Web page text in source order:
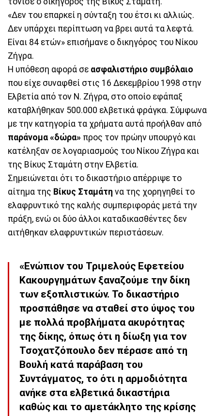
«Δεν του επαρκεί η σύνταξη του έτσι κι αλλιώς.
Δεν υπάρχει περίπτωση να βρει αυτά τα λεφτά.
Είναι 84 ετών» επισήμανε ο δικηγόρος του Νίκου
Ζήγρα.
Η υπόθεση αφορά σε ασφαλιστήριο συμβόλαιο
που είχε συναφθεί στις 16 Δεκεμβρίου 1998 στην
Ελβετία από τον Ν. Ζήγρα, στο οποίο εφάπαξ
καταβλήθηκαν 500.000 ελβετικά φράγκα. Σύμφωνα
με την κατηγορία τα χρήματα αυτά προήλθαν από
παράνομα «δώρα» προς τον πρώην υπουργό και
κατέληξαν σε λογαριασμούς του Νίκου Ζήγρα και
της Βίκυς Σταμάτη στην Ελβετία.
Σημειώνεται ότι το δικαστήριο απέρριψε το
αίτημα της Βίκυς Σταμάτη να της χορηγηθεί το
ελαφρυντικό της καλής συμπεριφοράς μετά την
πράξη, ενώ οι δύο άλλοι καταδικασθέντες δεν
αιτήθηκαν ελαφρυντικών περιστάσεων.
«Ενώπιον του Τριμελούς Εφετείου
Κακουργημάτων ξαναζούμε την δίκη
των εξοπλιστικών. Το δικαστήριο
προσπάθησε να σταθεί στο ύψος του
με πολλά προβλήματα ακυρότητας
της δίκης, όπως ότι η δίωξη για τον
Τσοχατζόπουλο δεν πέρασε από τη
Βουλή κατά παράβαση του
Συντάγματος, το ότι η αρμοδιότητα
ανήκε στα ελβετικά δικαστήρια
καθώς και το αμετάκλητο της κρίσης